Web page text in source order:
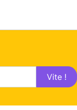
Vite !